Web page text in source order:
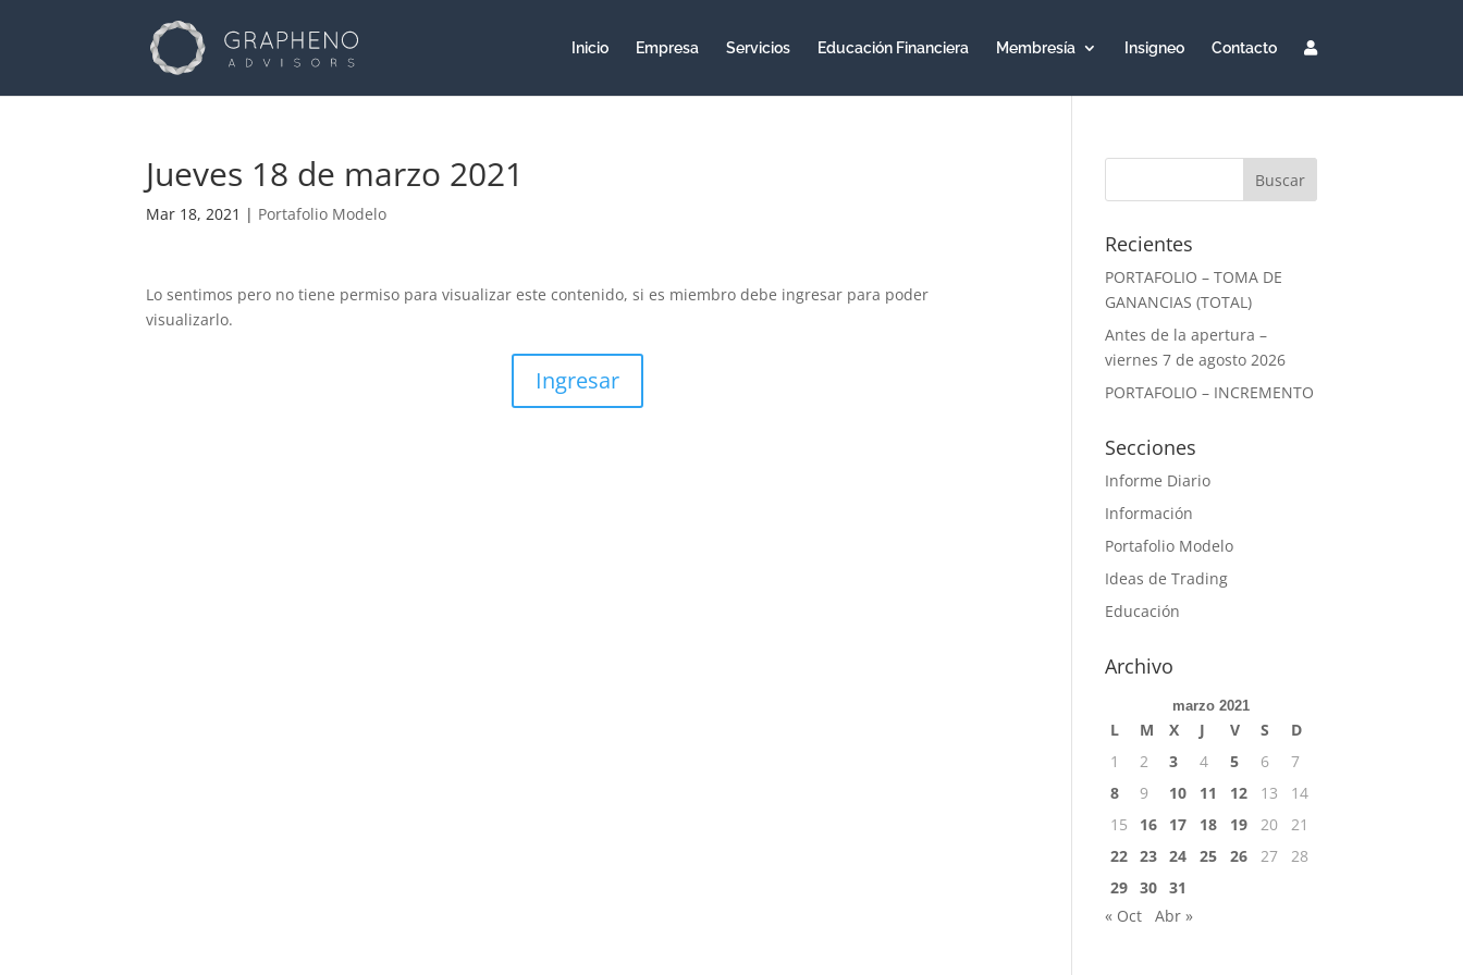
Inicio Empresa Servicios Educación Financiera Membresía Insigneo Contacto
Jueves 18 de marzo 2021
Mar 18, 2021 | Portafolio Modelo
Lo sentimos pero no tiene permiso para visualizar este contenido, si es miembro debe ingresar para poder
visualizarlo.
Ingresar
Recientes
PORTAFOLIO – TOMA DE
GANANCIAS (TOTAL)
Antes de la apertura –
viernes 7 de agosto 2026
PORTAFOLIO – INCREMENTO
Secciones
Informe Diario
Información
Portafolio Modelo
Ideas de Trading
Educación
Archivo
marzo 2021
L M X J V S
D
1
2 3 4 5 6
7
8
9 10 11 12 13
14
15
16 17 18 19 20
21
22 23 24 25 26 27
28
29 30 31
« Oct
Abr »